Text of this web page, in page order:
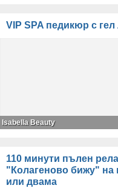
VIP SPA педикюр с гел
Isabella Beauty
110 минути пълен
"Колагеново бижу" на
или двама